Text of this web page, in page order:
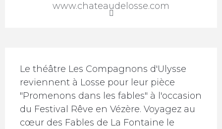
www.chateaudelosse.com
Description
Le théâtre Les Compagnons d'Ulysse
reviennent à Losse pour leur pièce
"Promenons dans les fables" à l'occasion
du Festival Rêve en Vézère. Voyagez au
cœur des Fables de La Fontaine le